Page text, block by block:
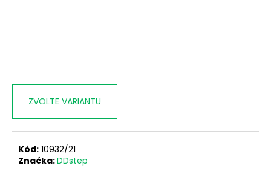
ZVOLTE VARIANTU
Kód: 10932/21
Značka:DDstep